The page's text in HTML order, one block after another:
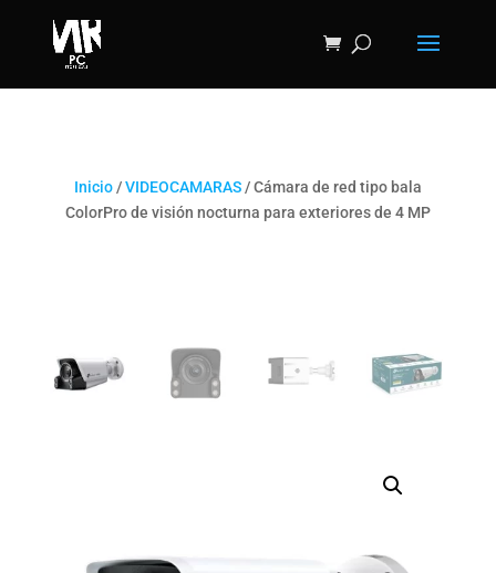
Inicio/VIDEOCAMARAS/ Cámara de red tipo bala
ColorPro de visión nocturna para exteriores de 4 MP